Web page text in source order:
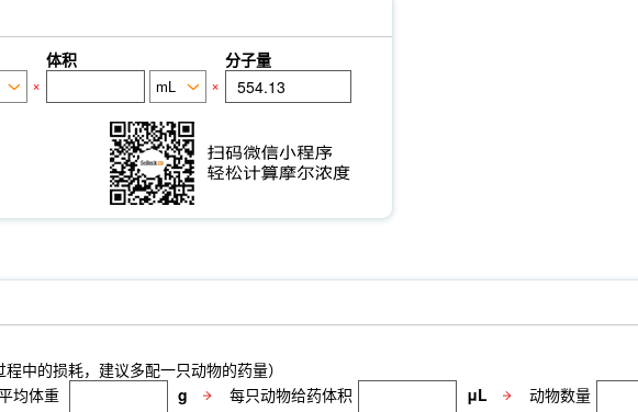
体积
分子量
× ×
中的损耗，建议多配一只动物的药量）
均体重 g 每只动物给药体积 μL 动物数量